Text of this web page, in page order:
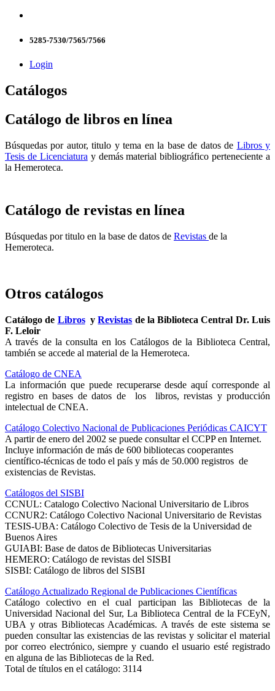
5285-7530/7565/7566
Login
Catálogos
Catálogo de libros en línea
Búsquedas por autor, titulo y tema en la base de datos de Libros y
Tesis de Licenciatura y demás material bibliográfico perteneciente a
la Hemeroteca.
Catálogo de revistas en línea
Búsquedas por titulo en la base de datos de Revistas de la
Hemeroteca.
Otros catálogos
Catálogo de LibrosyRevistas de la Biblioteca Central Dr. Luis
F. Leloir
A través de la consulta en los Catálogos de la Biblioteca Central,
también se accede al material de la Hemeroteca.
Catálogo de CNEA
La información que puede recuperarse desde aquí corresponde al
registro en bases de datos de los libros, revistas y producción
intelectual de CNEA.
Catálogo Colectivo Nacional de Publicaciones Periódicas CAICYT
A partir de enero del 2002 se puede consultar el CCPP en Internet.
Incluye información de más de 600 bibliotecas cooperantes
científico-técnicas de todo el país y más de 50.000 registros de
existencias de Revistas.
Catálogos del SISBI
CCNUL: Catalogo Colectivo Nacional Universitario de Libros
CCNUR2: Catálogo Colectivo Nacional Universitario de Revistas
TESIS-UBA: Catálogo Colectivo de Tesis de la Universidad de
Buenos Aires
GUIABI: Base de datos de Bibliotecas Universitarias
HEMERO: Catálogo de revistas del SISBI
SISBI: Catálogo de libros del SISBI
Catálogo Actualizado Regional de Publicaciones Científicas
Catálogo colectivo en el cual participan las Bibliotecas de la
Universidad Nacional del Sur, La Biblioteca Central de la FCEyN,
UBA y otras Bibliotecas Académicas. A través de este sistema se
pueden consultar las existencias de las revistas y solicitar el material
por correo electrónico, siempre y cuando el usuario esté registrado
en alguna de las Bibliotecas de la Red.
Total de títulos en el catálogo: 3114